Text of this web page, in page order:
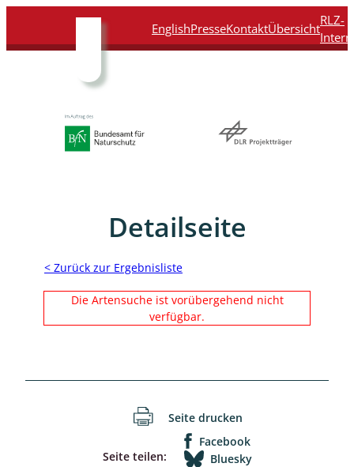
Inhalt
Hauptnavigation
Suche
Fußleiste
EnglishPresseKontaktÜbersicht
RLZ-
Intern
Detailseite
< Zurück zur Ergebnisliste
Die Artensuche ist vorübergehend nicht
verfügbar.
Seite drucken
Seite teilen:
Facebook
Bluesky